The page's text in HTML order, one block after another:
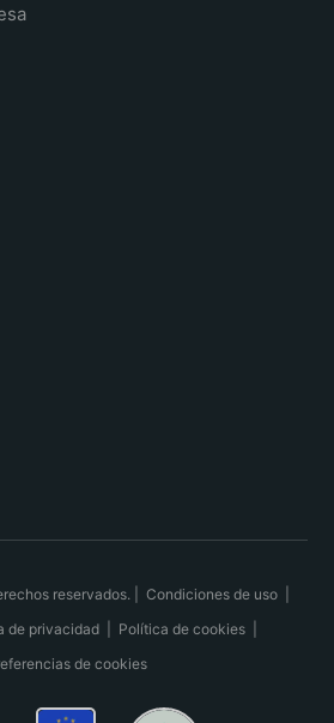
reservados. | Condiciones de uso|
de privacidad Política de cookies
de cookies